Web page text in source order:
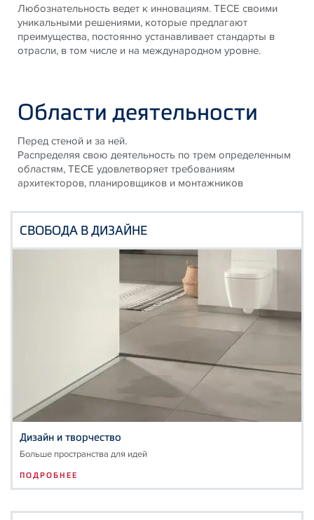
Любознательность ведет к инновациям. TECE своими
уникальными решениями, которые предлагают
преимущества, постоянно устанавливает стандарты в
отрасли, в том числе и на международном уровне.
Области деятельности
Перед стеной и за ней.
Распределяя свою деятельность по трем определенным
областям, TECE удовлетворяет требованиям
архитекторов, планировщиков и монтажников
СВОБОДА В ДИЗАЙНЕ
Дизайн и творчество
Больше пространства для идей
ПОДРОБНЕЕ